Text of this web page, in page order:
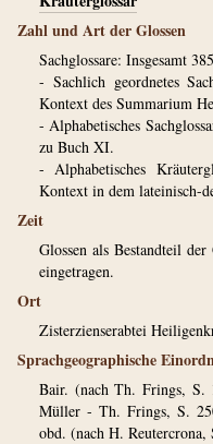
Zahl und Art der Glossen
Sachglossare: Insgesamt
- Sachlich geordnetes
Kontext des Summarium
- Alphabetisches
zu Buch XI.
- Alphabetisches
Kontext in dem lateinisch-
Zeit
Glossen als Bestandteil
eingetragen.
Ort
Zisterzienserabtei
Sprachgeographische
Bair. (nach Th. Frings,
Müller - Th. Frings, S.
obd. (nach H.